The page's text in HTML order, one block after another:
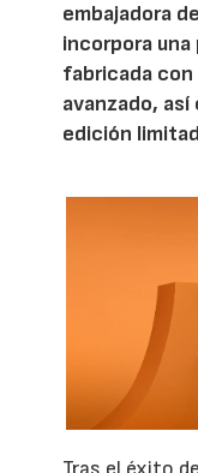
embajadora
incorpora
fabricada
avanzado,
edición